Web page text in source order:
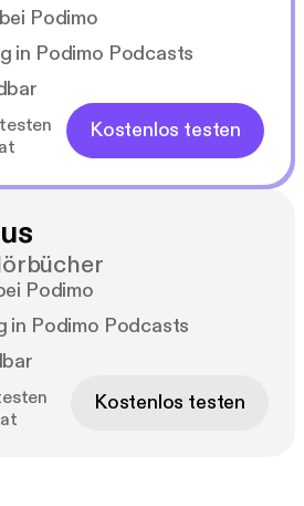
Podimo
in Podimo Podcasts
Kostenlos testen
Podimo
in Podimo Podcasts
Kostenlos testen